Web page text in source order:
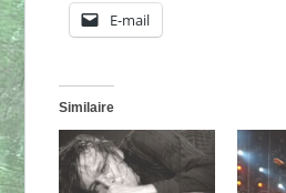
E-mail
Similaire